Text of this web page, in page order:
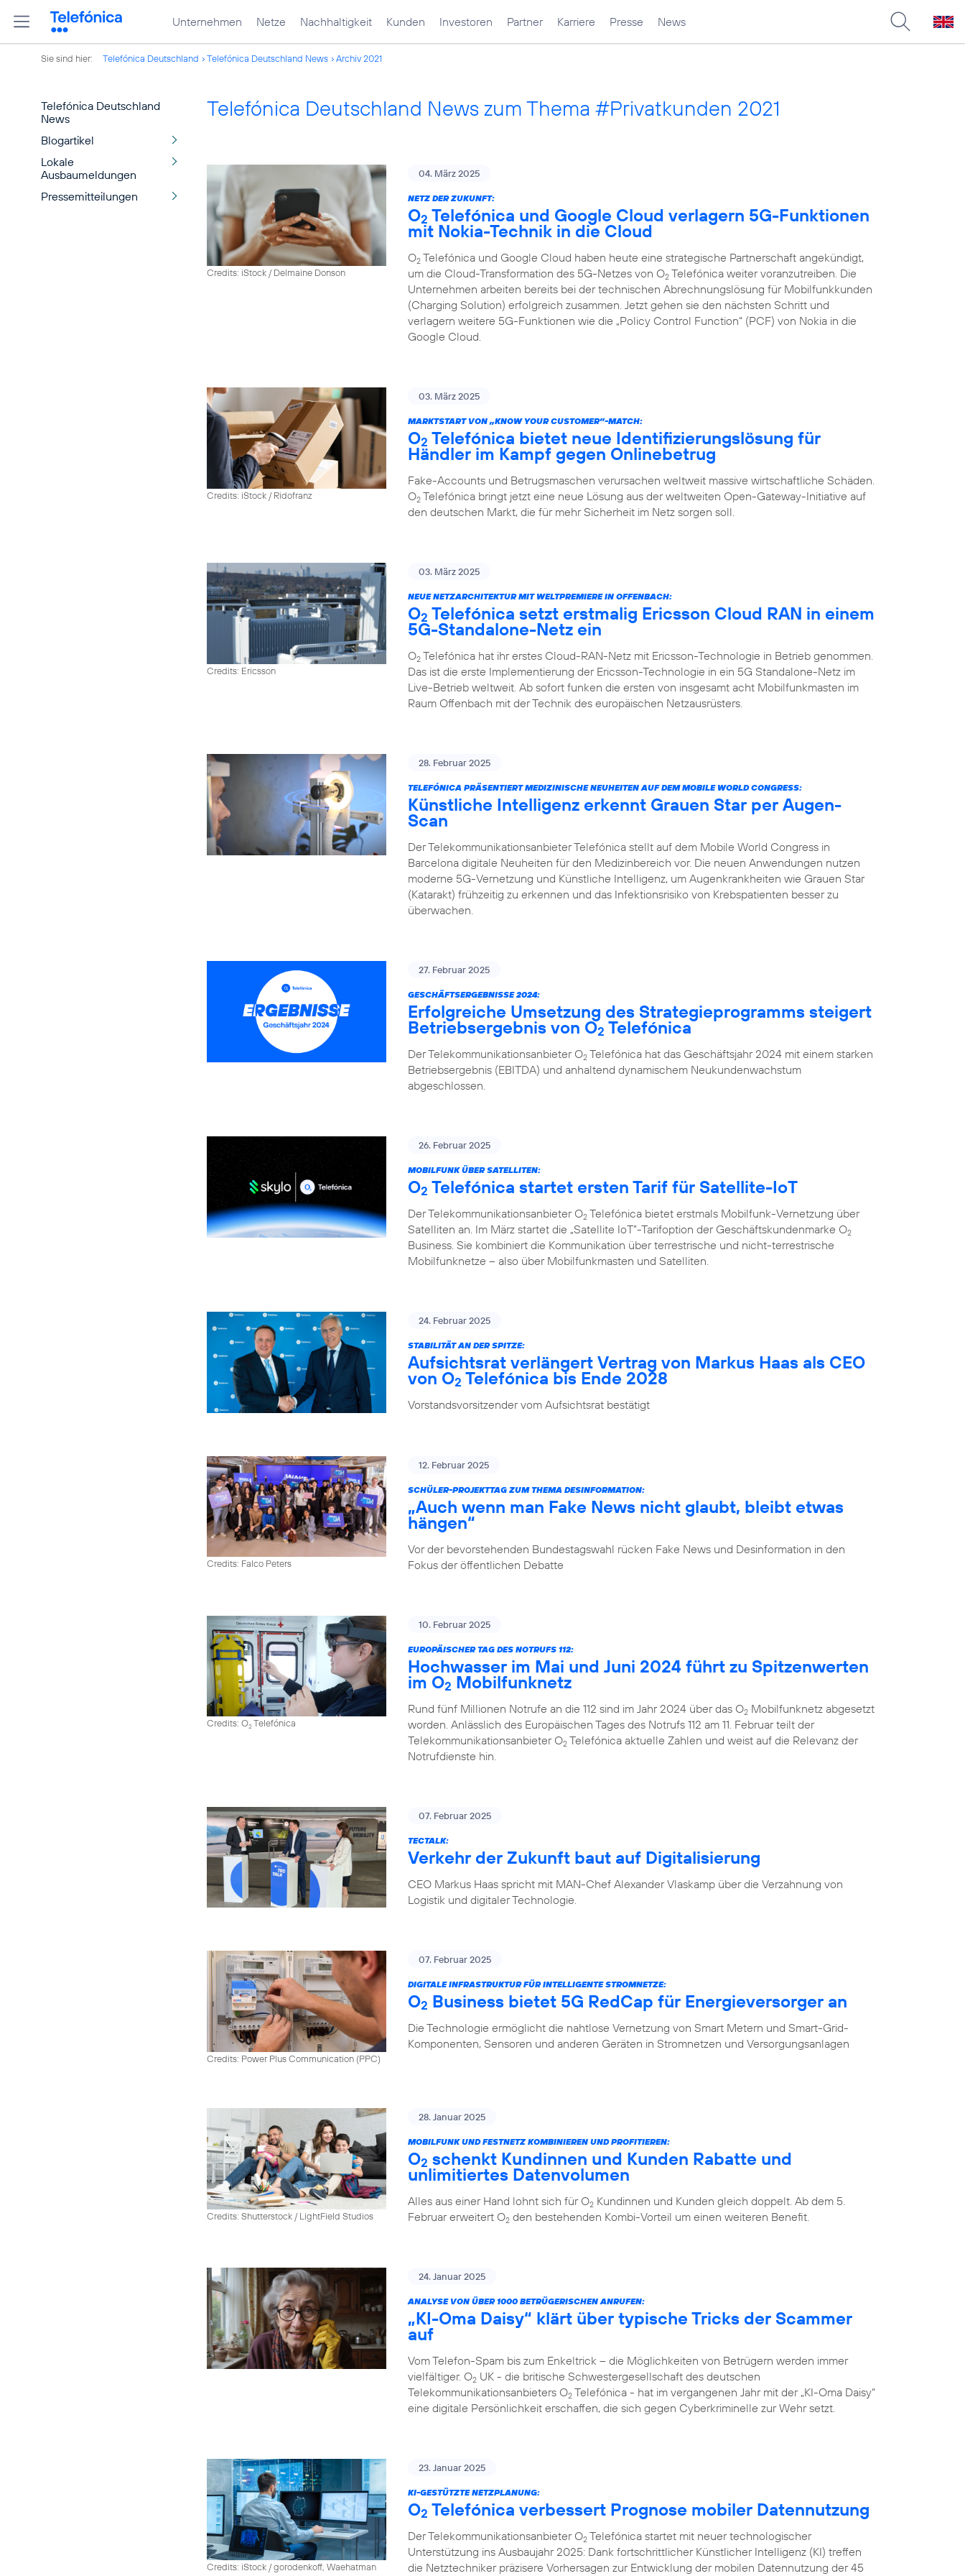
Unternehmen Netze Nachhaltigkeit Kunden Investoren Partner Karriere Presse News
Sie sind hier: Telefónica Deutschland Telefónica Deutschland News Archiv 2021
Telefónica Deutschland
News
Blogartikel
Lokale
Ausbaumeldungen
Pressemitteilungen
Telefónica Deutschland News zum Thema #Privatkunden 2021
Credits: iStock / Delmaine Donson
04. März 2025
NETZ DER ZUKUNFT:
O2 Telefónica und Google Cloud verlagern 5G-Funktionen
mit Nokia-Technik in die Cloud
O2 Telefónica und Google Cloud haben heute eine strategische Partnerschaft angekündigt,
um die Cloud-Transformation des 5G-Netzes von O2 Telefónica weiter voranzutreiben. Die
Unternehmen arbeiten bereits bei der technischen Abrechnungslösung für Mobilfunkkunden
(Charging Solution) erfolgreich zusammen. Jetzt gehen sie den nächsten Schritt und
verlagern weitere 5G-Funktionen wie die „Policy Control Function“ (PCF) von Nokia in die
Google Cloud.
Credits: iStock / Ridofranz
03. März 2025
MARKTSTART VON „KNOW YOUR CUSTOMER”-MATCH:
O2 Telefónica bietet neue Identifizierungslösung für
Händler im Kampf gegen Onlinebetrug
Fake-Accounts und Betrugsmaschen verursachen weltweit massive wirtschaftliche Schäden.
O2 Telefónica bringt jetzt eine neue Lösung aus der weltweiten Open-Gateway-Initiative auf
den deutschen Markt, die für mehr Sicherheit im Netz sorgen soll.
Credits: Ericsson
03. März 2025
NEUE NETZARCHITEKTUR MIT WELTPREMIERE IN OFFENBACH:
O2 Telefónica setzt erstmalig Ericsson Cloud RAN in einem
5G-Standalone-Netz ein
O2 Telefónica hat ihr erstes Cloud-RAN-Netz mit Ericsson-Technologie in Betrieb genommen.
Das ist die erste Implementierung der Ericsson-Technologie in ein 5G Standalone-Netz im
Live-Betrieb weltweit. Ab sofort funken die ersten von insgesamt acht Mobilfunkmasten im
Raum Offenbach mit der Technik des europäischen Netzausrüsters.
28. Februar 2025
TELEFÓNICA PRÄSENTIERT MEDIZINISCHE NEUHEITEN AUF DEM MOBILE WORLD CONGRESS:
Künstliche Intelligenz erkennt Grauen Star per Augen-
Scan
Der Telekommunikationsanbieter Telefónica stellt auf dem Mobile World Congress in
Barcelona digitale Neuheiten für den Medizinbereich vor. Die neuen Anwendungen nutzen
moderne 5G-Vernetzung und Künstliche Intelligenz, um Augenkrankheiten wie Grauen Star
(Katarakt) frühzeitig zu erkennen und das Infektionsrisiko von Krebspatienten besser zu
überwachen.
27. Februar 2025
GESCHÄFTSERGEBNISSE 2024:
Erfolgreiche Umsetzung des Strategieprogramms steigert
Betriebsergebnis von O2 Telefónica
Der Telekommunikationsanbieter O2 Telefónica hat das Geschäftsjahr 2024 mit einem starken
Betriebsergebnis (EBITDA) und anhaltend dynamischem Neukundenwachstum
abgeschlossen.
26. Februar 2025
MOBILFUNK ÜBER SATELLITEN:
O2 Telefónica startet ersten Tarif für Satellite-IoT
Der Telekommunikationsanbieter O2 Telefónica bietet erstmals Mobilfunk-Vernetzung über
Satelliten an. Im März startet die „Satellite IoT”-Tarifoption der Geschäftskundenmarke O2
Business. Sie kombiniert die Kommunikation über terrestrische und nicht-terrestrische
Mobilfunknetze – also über Mobilfunkmasten und Satelliten.
24. Februar 2025
STABILITÄT AN DER SPITZE:
Aufsichtsrat verlängert Vertrag von Markus Haas als CEO
von O2 Telefónica bis Ende 2028
Vorstandsvorsitzender vom Aufsichtsrat bestätigt
Credits: Falco Peters
12. Februar 2025
SCHÜLER-PROJEKTTAG ZUM THEMA DESINFORMATION:
„Auch wenn man Fake News nicht glaubt, bleibt etwas
hängen“
Vor der bevorstehenden Bundestagswahl rücken Fake News und Desinformation in den
Fokus der öffentlichen Debatte
Credits: O2Telefónica
10. Februar 2025
EUROPÄISCHER TAG DES NOTRUFS 112:
Hochwasser im Mai und Juni 2024 führt zu Spitzenwerten
im O2 Mobilfunknetz
Rund fünf Millionen Notrufe an die 112 sind im Jahr 2024 über das O2 Mobilfunknetz abgesetzt
worden. Anlässlich des Europäischen Tages des Notrufs 112 am 11. Februar teilt der
Telekommunikationsanbieter O2 Telefónica aktuelle Zahlen und weist auf die Relevanz der
Notrufdienste hin.
07. Februar 2025
TECTALK:
Verkehr der Zukunft baut auf Digitalisierung
CEO Markus Haas spricht mit MAN-Chef Alexander Vlaskamp über die Verzahnung von
Logistik und digitaler Technologie.
Credits: Power Plus Communication (PPC)
07. Februar 2025
DIGITALE INFRASTRUKTUR FÜR INTELLIGENTE STROMNETZE:
O2 Business bietet 5G RedCap für Energieversorger an
Die Technologie ermöglicht die nahtlose Vernetzung von Smart Metern und Smart-Grid-
Komponenten, Sensoren und anderen Geräten in Stromnetzen und Versorgungsanlagen
Credits: Shutterstock / LightField Studios
28. Januar 2025
MOBILFUNK UND FESTNETZ KOMBINIEREN UND PROFITIEREN:
O2 schenkt Kundinnen und Kunden Rabatte und
unlimitiertes Datenvolumen
Alles aus einer Hand lohnt sich für O2 Kundinnen und Kunden gleich doppelt. Ab dem 5.
Februar erweitert O2 den bestehenden Kombi-Vorteil um einen weiteren Benefit.
24. Januar 2025
ANALYSE VON ÜBER 1000 BETRÜGERISCHEN ANRUFEN:
„KI-Oma Daisy“ klärt über typische Tricks der Scammer
auf
Vom Telefon-Spam bis zum Enkeltrick – die Möglichkeiten von Betrügern werden immer
vielfältiger. O2 UK - die britische Schwestergesellschaft des deutschen
Telekommunikationsanbieters O2 Telefónica - hat im vergangenen Jahr mit der „KI-Oma Daisy“
eine digitale Persönlichkeit erschaffen, die sich gegen Cyberkriminelle zur Wehr setzt.
Credits: iStock / gorodenkoff, Waehatman
23. Januar 2025
KI-GESTÜTZTE NETZPLANUNG:
O2 Telefónica verbessert Prognose mobiler Datennutzung
Der Telekommunikationsanbieter O2 Telefónica startet mit neuer technologischer
Unterstützung ins Ausbaujahr 2025: Dank fortschrittlicher Künstlicher Intelligenz (KI) treffen
die Netztechniker präzisere Vorhersagen zur Entwicklung der mobilen Datennutzung der 45